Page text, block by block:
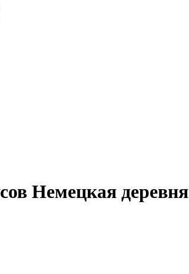
Немецкая деревня